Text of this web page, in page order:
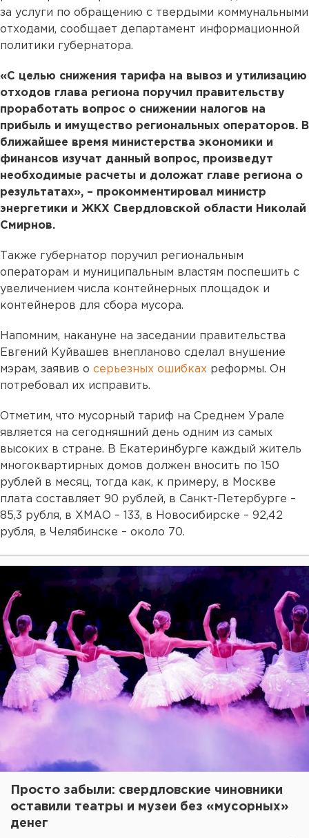
за услуги по обращению с твердыми коммунальными
отходами, сообщает департамент информационной
политики губернатора.
«С целью снижения тарифа на вывоз и утилизацию
отходов глава региона поручил правительству
проработать вопрос о снижении налогов на
прибыль и имущество региональных операторов. В
ближайшее время министерства экономики и
финансов изучат данный вопрос, произведут
необходимые расчеты и доложат главе региона о
результатах», – прокомментировал министр
энергетики и ЖКХ Свердловской области Николай
Смирнов.
Также губернатор поручил региональным
операторам и муниципальным властям поспешить с
увеличением числа контейнерных площадок и
контейнеров для сбора мусора.
Напомним, накануне на заседании правительства
Евгений Куйвашев внепланово сделал внушение
мэрам, заявив о серьезных ошибках реформы. Он
потребовал их исправить.
Отметим, что мусорный тариф на Среднем Урале
является на сегодняшний день одним из самых
высоких в стране. В Екатеринбурге каждый житель
многоквартирных домов должен вносить по 150
рублей в месяц, тогда как, к примеру, в Москве
плата составляет 90 рублей, в Санкт-Петербурге –
85,3 рубля, в ХМАО – 133, в Новосибирске – 92,42
рубля, в Челябинске – около 70.
Просто забыли: свердловские чиновники
оставили театры и музеи без «мусорных»
денег